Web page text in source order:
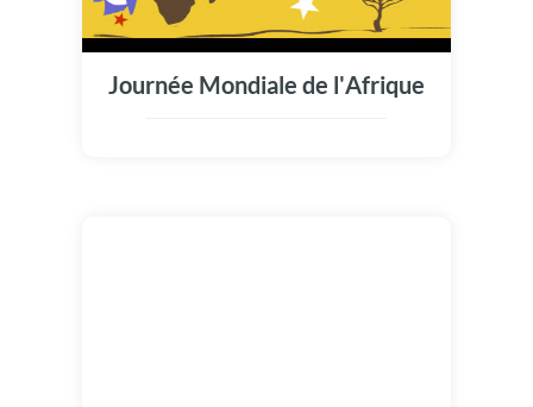
Journée Mondiale de l'Afrique